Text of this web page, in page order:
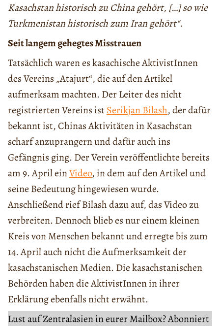
Kasachstan historisch zu China gehört, […] so wie
Turkmenistan historisch zum Iran gehört“.
Seit langem gehegtes Misstrauen
Tatsächlich waren es kasachische AktivistInnen
des Vereins „Atajurt“, die auf den Artikel
aufmerksam machten. Der Leiter des nicht
registrierten Vereins istSerikjan Bilash, der dafür
bekannt ist, Chinas Aktivitäten in Kasachstan
scharf anzuprangern und dafür auch ins
Gefängnis ging. Der Verein veröffentlichte bereits
am 9. April einVideo, in dem auf den Artikel und
seine Bedeutung hingewiesen wurde.
Anschließend rief Bilash dazu auf, das Video zu
verbreiten. Dennoch blieb es nur einem kleinen
Kreis von Menschen bekannt und erregte bis zum
14. April auch nicht die Aufmerksamkeit der
kasachstanischen Medien. Die kasachstanischen
Behörden haben die AktivistInnen in ihrer
Erklärung ebenfalls nicht erwähnt.
Lust auf Zentralasien in eurer Mailbox? Abonniert